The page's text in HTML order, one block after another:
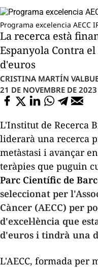
Programa excelencia AECC
La recerca està
Espanyola Contra
d'euros
CRISTINA MARTÍN
21 DE NOVEMBRE DE
L'Institut de Recerca
liderarà una recerca
metàstasi i avançar
teràpies que puguin
Parc Científic de
seleccionat per
Càncer (AECC) per
d'excel·lència que
d'euros i tindrà una
L'AECC, formada per